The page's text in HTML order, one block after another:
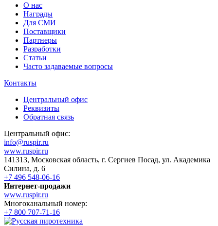
О нас
Награды
Для СМИ
Поставщики
Партнеры
Разработки
Статьи
Часто задаваемые вопросы
Контакты
Центральный офис
Реквизиты
Обратная связь
Центральный офис:
info@ruspir.ru
www.ruspir.ru
141313, Московская область, г. Сергиев Посад, ул. Академика
Силина, д. 6
+7 496 548-06-16
Интернет-продажи
www.ruspir.ru
Многоканальный номер:
+7 800 707-71-16